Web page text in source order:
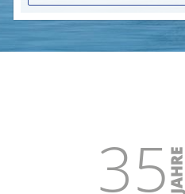
1. All Inclusive35